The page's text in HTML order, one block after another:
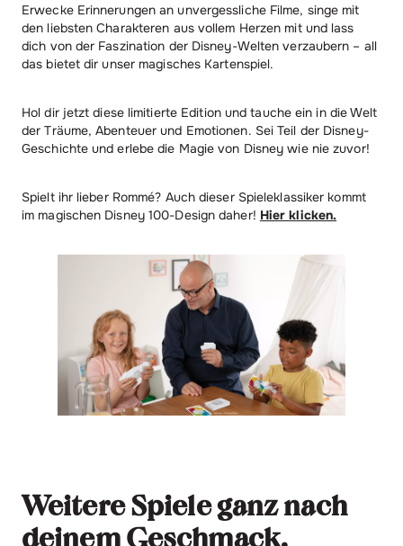
Erwecke Erinnerungen an unvergessliche Filme, singe mit
den liebsten Charakteren aus vollem Herzen mit und lass
dich von der Faszination der Disney-Welten verzaubern – all
das bietet dir unser magisches Kartenspiel.
Hol dir jetzt diese limitierte Edition und tauche ein in die Welt
der Träume, Abenteuer und Emotionen. Sei Teil der Disney-
Geschichte und erlebe die Magie von Disney wie nie zuvor!
Spielt ihr lieber Rommé? Auch dieser Spieleklassiker kommt
im magischen Disney 100-Design daher! Hier klicken.
Weitere Spiele ganz nach
deinem Geschmack.